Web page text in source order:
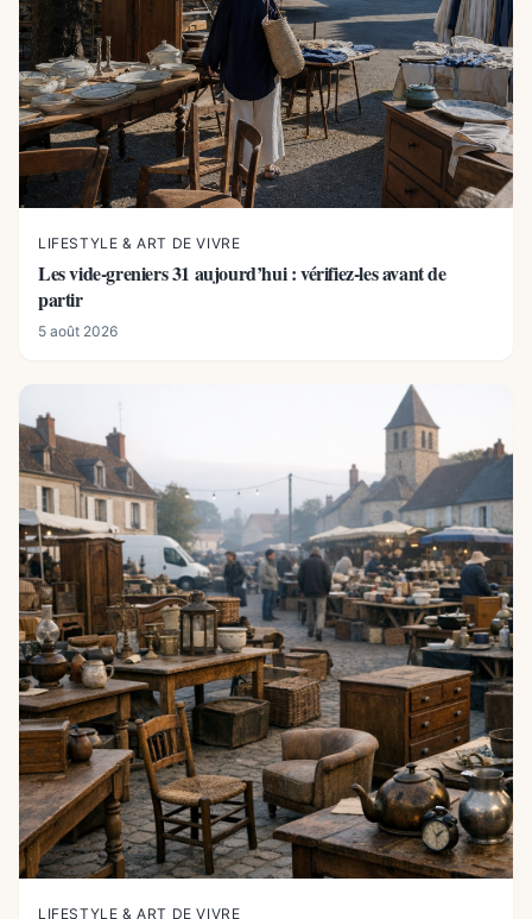
LIFESTYLE & ART DE VIVRE
Les vide-greniers 31 aujourd’hui : vérifiez-les avant de
partir
5 août 2026
LIFESTYLE & ART DE VIVRE